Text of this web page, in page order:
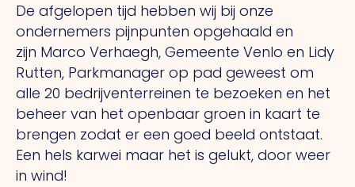
De afgelopen tijd hebben wij bij onze
ondernemers pijnpunten opgehaald en
zijn Marco Verhaegh, Gemeente Venlo en Lidy
Rutten, Parkmanager op pad geweest om
alle 20 bedrijventerreinen te bezoeken en het
beheer van het openbaar groen in kaart te
brengen zodat er een goed beeld ontstaat.
Een hels karwei maar het is gelukt, door weer
in wind!